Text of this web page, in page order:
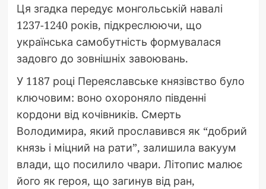
Ця згадка передує монгольській навалі
1237-1240 років, підкреслюючи, що
українська самобутність формувалася
задовго до зовнішніх завоювань.
У 1187 році Переяславське князівство було
ключовим: воно охороняло південні
кордони від кочівників. Смерть
Володимира, який прославився як “добрий
князь і міцний на рати”, залишила вакуум
влади, що посилило чвари. Літопис малює
його як героя, що загинув від ран,